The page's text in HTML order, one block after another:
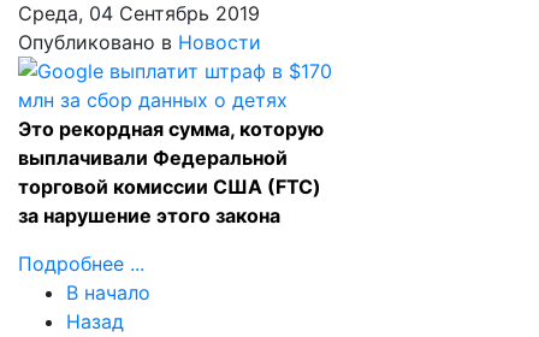
Среда, 04 Сентябрь 2019
Опубликовано в Новости
Это рекордная сумма, которую
выплачивали Федеральной
торговой комиссии США (FTC)
за нарушение этого закона
Подробнее ...
В начало
Назад